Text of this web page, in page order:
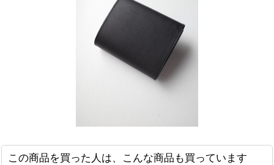
この商品を買った人は、こんな商品も買っています